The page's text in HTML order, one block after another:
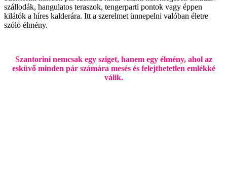
szállodák, hangulatos teraszok, tengerparti pontok vagy éppen
kilátók a híres kalderára. Itt a szerelmet ünnepelni valóban életre
szóló élmény.
Szantorini nemcsak egy sziget, hanem egy élmény, ahol az
esküvő minden pár számára mesés és felejthetetlen emlékké
válik.